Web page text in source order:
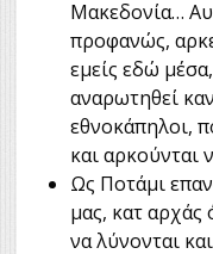
Μακεδονία…
προφανώς,
εμείς εδώ
αναρωτηθεί
εθνοκάπηλοι,
και αρκούνται
Ως Ποτάμι
μας, κατ αρχάς
να λύνονται